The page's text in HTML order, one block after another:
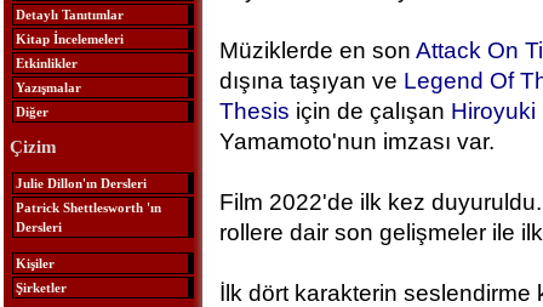
Detaylı Tanıtımlar
Kitap İncelemeleri
Etkinlikler
Yazışmalar
Diğer
Çizim
Julie Dillon'ın Dersleri
Patrick Shettlesworth 'ın
Dersleri
Kişiler
Şirketler
Müziklerde en son Attack On
dışına taşıyan ve Legend Of
Thesis için de çalışan Hiroyuki
Yamamoto'nun imzası var.
Film 2022'de ilk kez
rollere dair son gelişmeler ile ilk
İlk dört karakterin seslendirme